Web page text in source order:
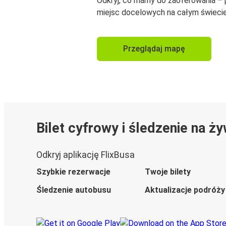
miejsc docelowych na całym
Przeglądaj mapę
Bilet cyfrowy i śledzenie na
Odkryj aplikację FlixBusa
Szybkie rezerwacje
Twoje bilety
Śledzenie autobusu
Aktualizacje podróży